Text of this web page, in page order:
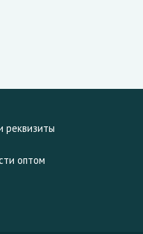
реквизиты
оптом